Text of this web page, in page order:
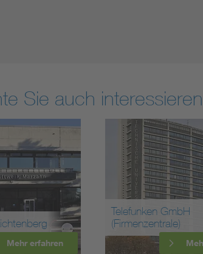
Sie auch interessieren
GmbH
Mehr erfahren
Umspannwerk